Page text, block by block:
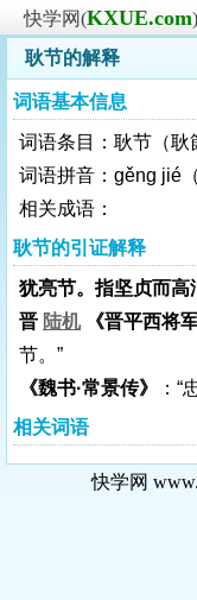
快学网(KXUE.com)
耿节的解释
词语基本信息
词语条目：耿节（耿
词语拼音：gěng jié（
相关成语：
耿节的引证解释
犹亮节。指坚贞而高
晋 陆机《晋平西将
节。”
《魏书·常景传》
：
相关词语
快学网